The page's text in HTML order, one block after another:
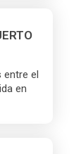
entre el
en